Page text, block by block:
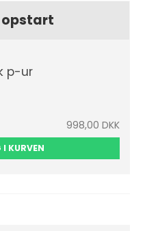
opstart
p-ur
998,00 DKK
KURVEN